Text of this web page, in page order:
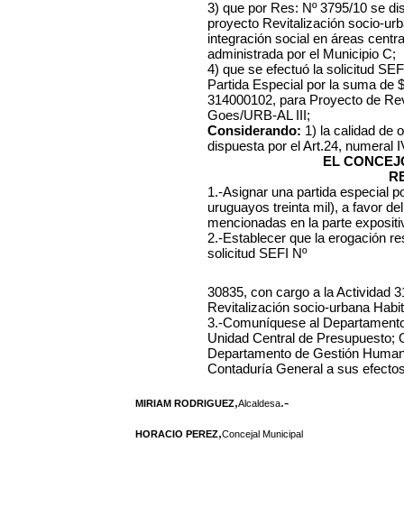
3) que por Res: Nº 3795/10 se
proyecto Revitalización socio-
integración social en áreas
administrada por el Municipio C;
4) que se efectuó la solicitud
Partida Especial por la suma de
314000102, para Proyecto de
Goes/URB-AL III;
Considerando: 1) la calidad de
dispuesta por el Art.24, numeral
EL
1.-Asignar una partida especial
uruguayos treinta mil), a favor
mencionadas en la parte
2.-Establecer que la erogación
solicitud SEFI Nº
30835, con cargo a la Actividad
Revitalización socio-urbana
3.-Comuníquese al
Unidad Central de Presupuesto;
Departamento de Gestión
Contaduría General a sus
MIRIAM RODRIGUEZ,Alcaldesa.-
HORACIO PEREZ,Concejal Municipal